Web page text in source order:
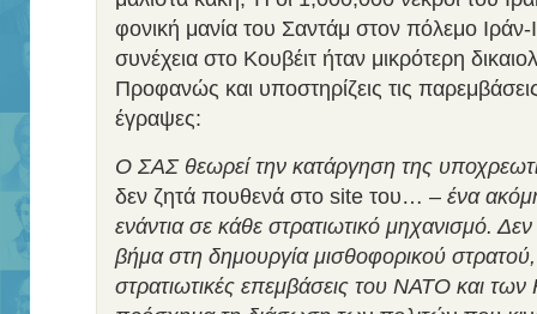
φονική μανία του Σαντάμ στον πόλεμο Ιράν-
συνέχεια στο Κουβέιτ ήταν μικρότερη
Προφανώς και υποστηρίζεις τις
έγραψες:
Ο ΣΑΣ θεωρεί την κατάργηση της
δεν ζητά πουθενά στο site του… – ένα
ενάντια σε κάθε στρατιωτικό μηχανισμό.
βήμα στη δημουργία μισθοφορικού στρατού,
στρατιωτικές επεμβάσεις του ΝΑΤΟ και